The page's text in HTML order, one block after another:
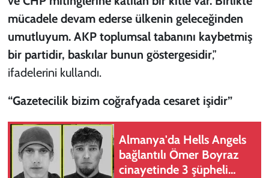
mücadele devam ederse ülkenin geleceğinden
umutluyum. AKP toplumsal tabanını kaybetmiş
bir partidir, baskılar bunun göstergesidir,”
ifadelerini kullandı.
“Gazetecilik bizim coğrafyada cesaret işidir”
Almanya'da Hells Angels
bağlantılı Ömer Boyraz
cinayetinde 3 şüpheli